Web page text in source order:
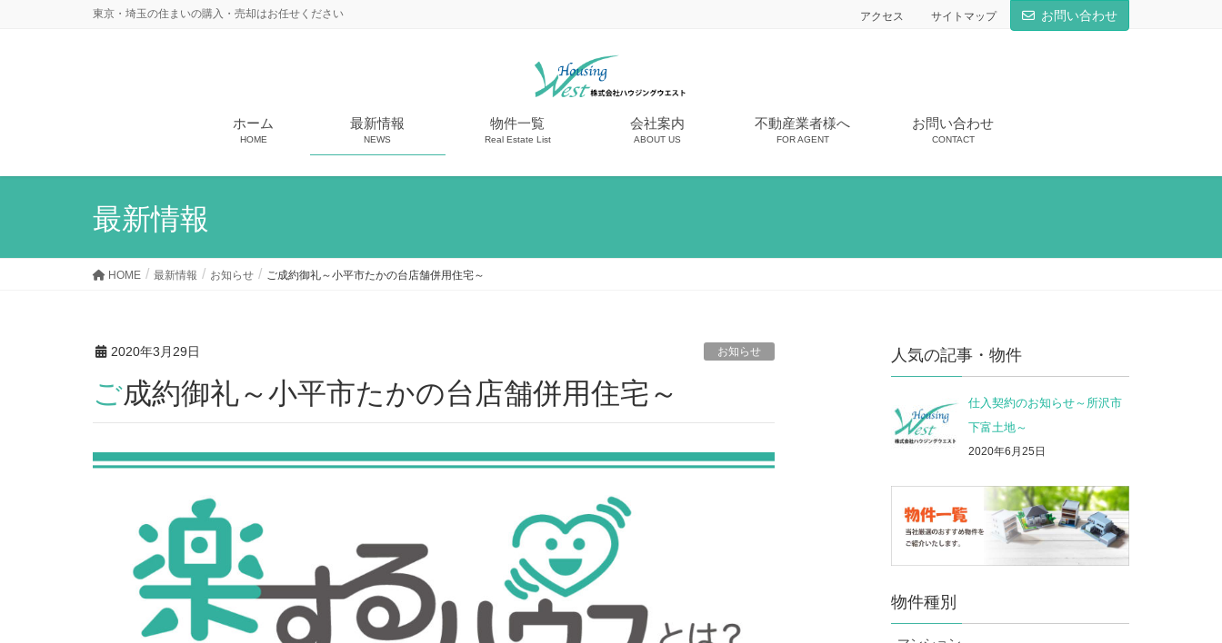
東京・埼玉の住まいの購入・売却はお任せください アクセス サイトマップ お問い合わせ
ホーム
HOME
最新情報
NEWS
物件一覧
Real Estate List
会社案内
ABOUT US
不動産業者様へ
FOR AGENT
お問い合わせ
CONTACT
最新情報
HOME 最新情報 お知らせ ご成約御礼～小平市たかの台店舗併用住宅～
2020年3月29日 お知らせ
ご成約御礼～小平市たかの台店舗併用住宅～
人気の記事・物件
仕入契約のお知らせ～所沢市
下富土地～
2020年6月25日
物件種別